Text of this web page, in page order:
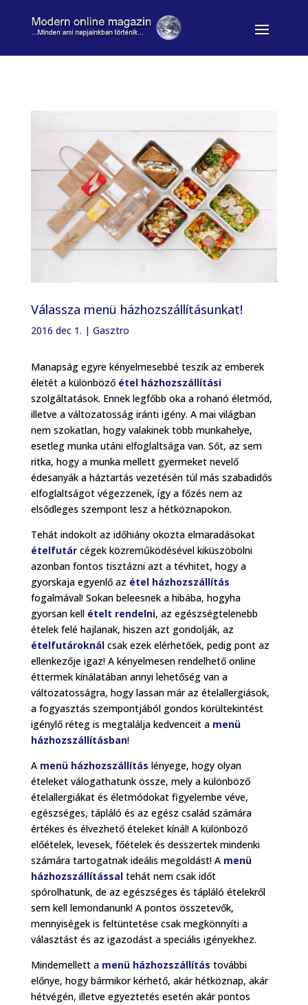
Válassza menü házhozszállításunkat!
2016 dec 1. | Gasztro
Manapság egyre kényelmesebbé teszik az emberek
életét a különböző étel házhozszállítási
szolgáltatások. Ennek legfőbb oka a rohanó életmód,
illetve a változatosság iránti igény. A mai világban
nem szokatlan, hogy valakinek több munkahelye,
esetleg munka utáni elfoglaltsága van. Sőt, az sem
ritka, hogy a munka mellett gyermeket nevelő
édesanyák a háztartás vezetésén túl más szabadidős
elfoglaltságot végezzenek, így a főzés nem az
elsődleges szempont lesz a hétköznapokon.
Tehát indokolt az időhiány okozta elmaradásokat
ételfutár cégek közreműködésével kiküszöbölni
azonban fontos tisztázni azt a tévhitet, hogy a
gyorskaja egyenlő az étel házhozszállítás
fogalmával! Sokan beleesnek a hibába, hogyha
gyorsan kell ételt rendelni, az egészségtelenebb
ételek felé hajlanak, hiszen azt gondolják, az
ételfutároknálcsak ezek elérhetőek, pedig pont az
ellenkezője igaz! A kényelmesen rendelhető online
éttermek kínálatában annyi lehetőség van a
változatosságra, hogy lassan már az ételallergiások,
a fogyasztás szempontjából gondos körültekintést
igénylő réteg is megtalálja kedvenceit a menü
házhozszállításban!
A menü házhozszállítás lényege, hogy olyan
ételeket válogathatunk össze, mely a különböző
ételallergiákat és életmódokat figyelembe véve,
egészséges, tápláló és az egész család számára
értékes és élvezhető ételeket kínál! A különböző
előételek, levesek, főételek és desszertek mindenki
számára tartogatnak ideális megoldást! A menü
házhozszállítássaltehát nem csak időt
spórolhatunk, de az egészséges és tápláló ételekről
sem kell lemondanunk! A pontos összetevők,
mennyiségek is feltüntetése csak megkönnyíti a
választást és az igazodást a speciális igényekhez.
Mindemellett a menü házhozszállítás további
előnye, hogy bármikor kérhető, akár hétköznap, akár
hétvégén, illetve egyeztetés esetén akár pontos